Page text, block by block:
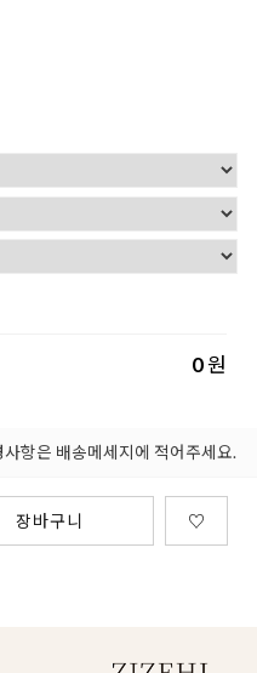
0원
항은 배송메세지에 적어주세요.
장바구니 ♡